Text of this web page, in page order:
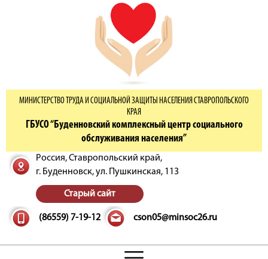
МИНИСТЕРСТВО ТРУДА И СОЦИАЛЬНОЙ ЗАЩИТЫ НАСЕЛЕНИЯ СТАВРОПОЛЬСКОГО
КРАЯ
ГБУСО “Буденновский комплексный центр социального
обслуживания населения”
Россия, Ставропольский край,
г. Буденновск,ул. Пушкинская, 113
Старый сайт
(86559) 7-19-12 cson05@minsoc26.ru